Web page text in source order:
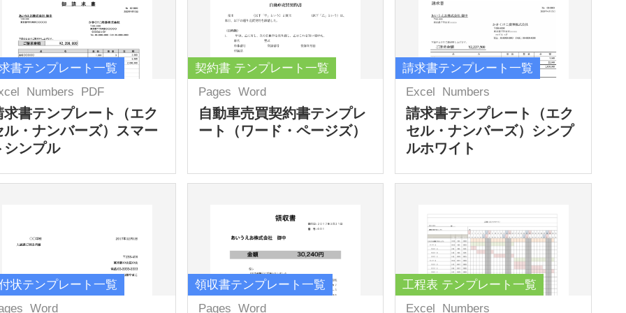
書テンプレート一覧
Numbers PDF
求書テンプレート（エク
ル・ナンバーズ）スマー
シンプル
契約書 テンプレート一覧
Pages Word
自動車売買契約書テンプレ
ート（ワード・ページズ）
請求書テンプレート一覧
Excel
Numbers
請求書テンプレート（エク
セル・ナンバーズ）シンプ
ルホワイト
状テンプレート一覧
Word
領収書テンプレート一覧
Pages Word
工程表 テンプレート一覧
Excel
Numbers